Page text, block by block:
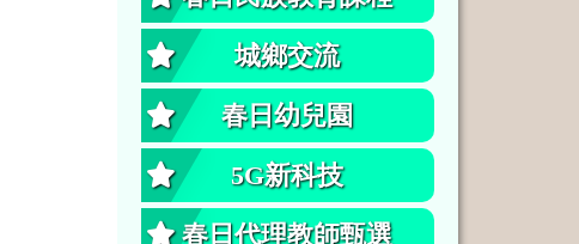
城鄉交流
春日幼兒園
5G新科技
春日代理教師甄選